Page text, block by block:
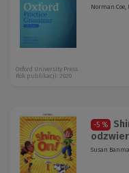
Norman Coe,
Oxford University Press
Rok publikacji: 2020
-5 %
Susan